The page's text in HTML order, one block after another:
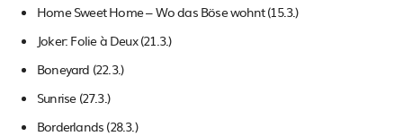
Home Sweet Home – Wo das Böse wohnt (15.3.)
Joker: Folie à Deux (21.3.)
Boneyard (22.3.)
Sunrise (27.3.)
Borderlands (28.3.)